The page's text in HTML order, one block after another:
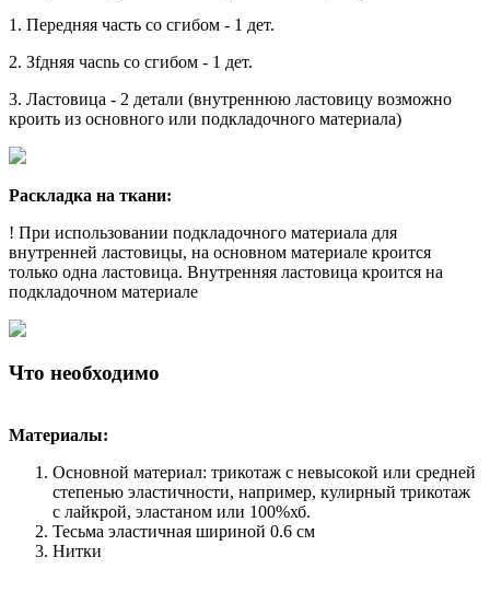
1. Передняя часть со сгибом - 1 дет.
2. Зfдняя чаcnь со сгибом - 1 дет.
3. Ластовица - 2 детали (внутреннюю ластовицу возможно
кроить из основного или подкладочного материала)
Раскладка на ткани:
! При использовании подкладочного материала для
внутренней ластовицы, на основном материале кроится
только одна ластовица. Внутренняя ластовица кроится на
подкладочном материале
Что необходимо
Материалы:
Основной материал: трикотаж с невысокой или средней
степенью эластичности, например, кулирный трикотаж
с лайкрой, эластаном или 100%хб.
Тесьма эластичная шириной 0.6 см
Нитки